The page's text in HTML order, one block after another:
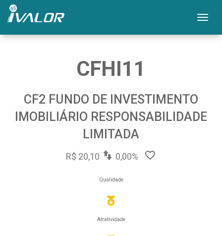
CFHI11
CF2 FUNDO DE INVESTIMENTO
IMOBILIÁRIO RESPONSABILIDADE
LIMITADA
R$ 20,10 0,00%
Qualidade
Atratividade